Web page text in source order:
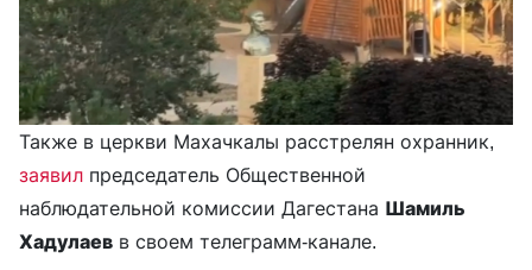
Также в церкви Махачкалы расстрелян охранник,
заявил председатель Общественной
наблюдательной комиссии Дагестана Шамиль
Хадулаев в своем телеграмм-канале.